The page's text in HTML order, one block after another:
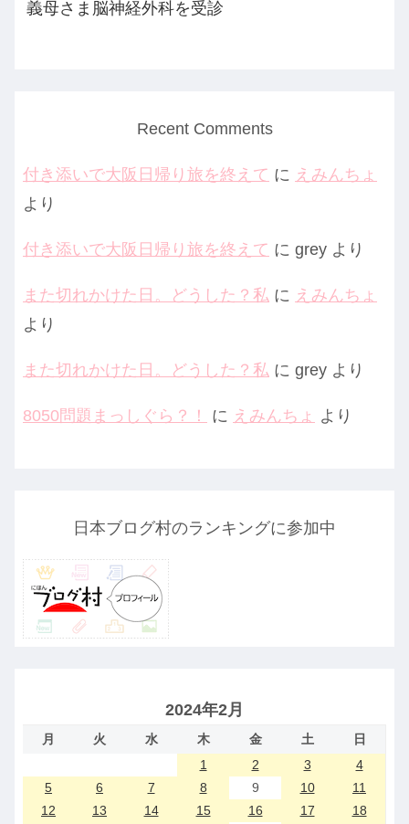
義母さま脳神経外科を受診
Recent Comments
付き添いで大阪日帰り旅を終えて に えみんちょ
より
付き添いで大阪日帰り旅を終えて に grey より
また切れかけた日。どうした？私 に えみんちょ
より
また切れかけた日。どうした？私 に grey より
8050問題まっしぐら？！ に えみんちょ より
日本ブログ村のランキングに参加中
2024年2月
月 火 水 木 金 土
日
1
2 3
4
5
6 7 8 9 10
11
12
13 14 15 16 17
18